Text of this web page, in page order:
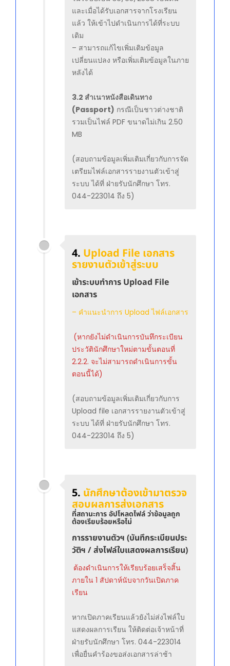
และเมื่อได้รับเอกสารจากโรงเรียน
แล้ว ให้เข้าไปดำเนินการได้ที่ระบบ
เดิม
– สามารถแก้ไขเพิ่มเติมข้อมูล
เปลี่ยนแปลง หรือเพิ่มเติมข้อมูลในภาย
หลังได้
3.2 สำเนาหนังสือเดินทาง
(Passport) กรณีเป็นชาวต่างชาติ
รวมเป็นไฟล์ PDF ขนาดไม่เกิน 2.50
MB
(สอบถามข้อมูลเพิ่มเติมเกี่ยวกับการจัด
เตรียมไฟล์เอกสารรายงานตัวเข้าสู่
ระบบ ได้ที่ ฝ่ายรับนักศึกษา โทร.
044-223014 ถึง 5)
4. Upload File เอกสาร
รายงานตัวเข้าสู่ระบบ
เข้าระบบทำการ Upload File
เอกสาร
– คำแนะนำการ Upload ไฟล์เอกสาร
(หากยังไม่ดำเนินการบันทึกระเบียน
ประวัตินักศึกษาใหม่ตามขั้นตอนที่
2.2.2. จะไม่สามารถดำเนินการขั้น
ตอนนี้ได้)
(สอบถามข้อมูลเพิ่มเติมเกี่ยวกับการ
Upload file เอกสารรายงานตัวเข้าสู่
ระบบ ได้ที่ ฝ่ายรับนักศึกษา โทร.
044-223014 ถึง 5)
5. นักศึกษาต้องเข้ามาตรวจ
สอบผลการส่งเอกสาร
ที่สถานะการ อัปโหลดไฟล์ ว่าข้อมูลถูก
ต้องเรียบร้อยหรือไม่
การรายงานตัวฯ (บันทึกระเบียนประ
วัติฯ / ส่งไฟล์ใบแสดงผลการเรียน)
ต้องดำเนินการให้เรียบร้อยเสร็จสิ้น
ภายใน 1 สัปดาห์นับจากวันเปิดภาค
เรียน
หากเปิดภาคเรียนแล้วยังไม่ส่งไฟล์ใบ
แสดงผลการเรียน ให้ติดต่อเจ้าหน้าที่
ฝ่ายรับนักศึกษา โทร. 044-223014
เพื่อยื่นคำร้องขอส่งเอกสารล่าช้า